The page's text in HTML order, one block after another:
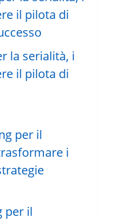
la serialità, i
il pilota di
per il